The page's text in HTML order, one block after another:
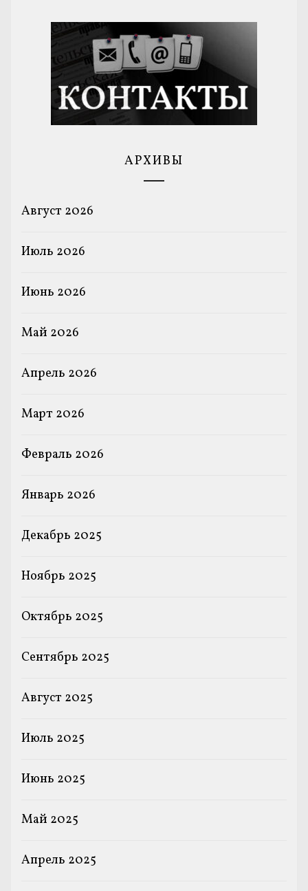
АРХИВЫ
Август 2026
Июль 2026
Июнь 2026
Май 2026
Апрель 2026
Март 2026
Февраль 2026
Январь 2026
Декабрь 2025
Ноябрь 2025
Октябрь 2025
Сентябрь 2025
Август 2025
Июль 2025
Июнь 2025
Май 2025
Апрель 2025